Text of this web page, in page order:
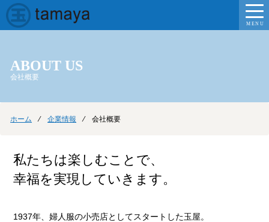
MENU
ABOUT US
会社概要
ホーム ⁄企業情報 ⁄ 会社概要
私たちは楽しむことで、
幸福を実現していきます。
1937年、婦人服の小売店としてスタートした玉屋。